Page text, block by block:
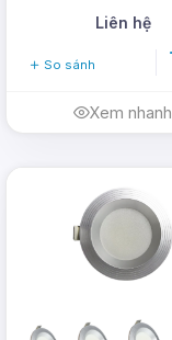
Liên hệ
So sánh
Xem nhanh